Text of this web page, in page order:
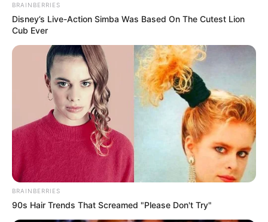
BRAINBERRIES
Disney’s Live-Action Simba Was Based On The Cutest Lion
Cub Ever
BRAINBERRIES
90s Hair Trends That Screamed "Please Don't Try"